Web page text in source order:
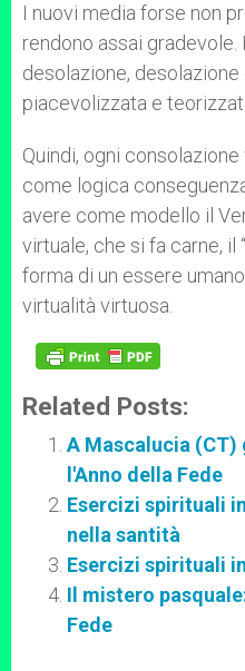
I nuovi media forse non
rendono assai
desolazione,
piacevolizzata e
Quindi, ogni
come logica
avere come modello il
virtuale, che si fa carne, il “
forma di un essere
virtualità virtuosa.
Related Posts:
A Mascalucia
l'Anno della Fede
Esercizi spirituali
nella santità
Esercizi spirituali
Il mistero
Fede